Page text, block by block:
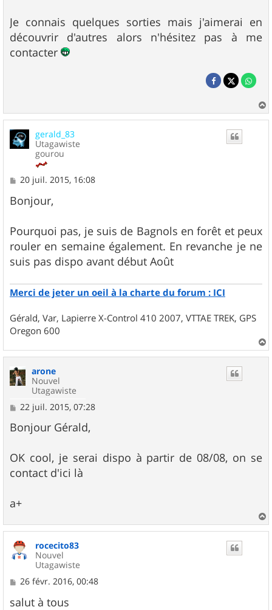
Je connais quelques sorties mais j'aimerai en
découvrir d'autres alors n'hésitez pas à me
contacter
a
gerald_83
Utagawiste
gourou
M
s
s
g
e
20 juil. 2015, 16:08
Bonjour,
Pourquoi pas, je suis de Bagnols en forêt et peux
rouler en semaine également. En revanche je ne
suis pas dispo avant début Août
Merci de jeter un oeil à la charte du forum : ICI
Gérald, Var, Lapierre X-Control 410 2007, VTTAE TREK, GPS
Oregon 600
a
arone
Nouvel
Utagawiste
M
s
s
g
e
22 juil. 2015, 07:28
Bonjour Gérald,
OK cool, je serai dispo à partir de 08/08, on se
contact d'ici là
a+
a
rocecito83
Nouvel
Utagawiste
M
s
26 févr. 2016, 00:48
salut à tous